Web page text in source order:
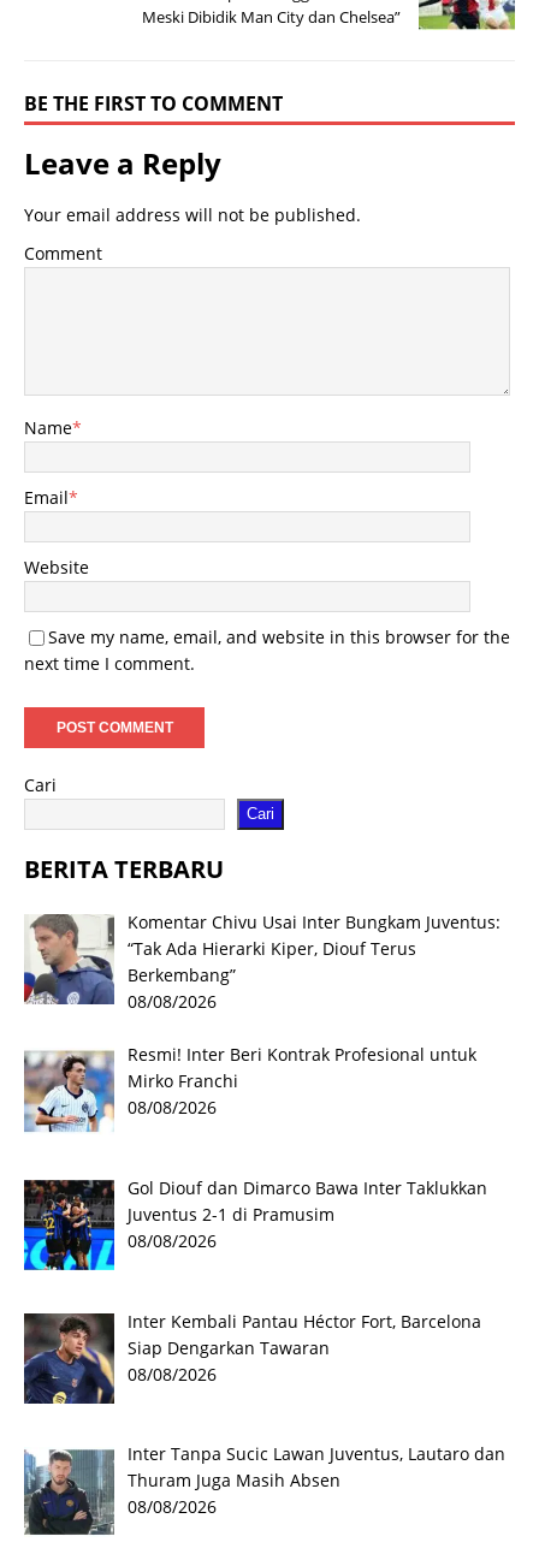
Meski Dibidik Man City dan Chelsea”
BE THE FIRST TO COMMENT
Leave a Reply
Your email address will not be published.
Comment
Name*
Email*
Website
Save my name, email, and website in this browser for the
next time I comment.
Cari
Cari
BERITA TERBARU
Komentar Chivu Usai Inter Bungkam Juventus:
“Tak Ada Hierarki Kiper, Diouf Terus
Berkembang”
08/08/2026
Resmi! Inter Beri Kontrak Profesional untuk
Mirko Franchi
08/08/2026
Gol Diouf dan Dimarco Bawa Inter Taklukkan
Juventus 2-1 di Pramusim
08/08/2026
Inter Kembali Pantau Héctor Fort, Barcelona
Siap Dengarkan Tawaran
08/08/2026
Inter Tanpa Sucic Lawan Juventus, Lautaro dan
Thuram Juga Masih Absen
08/08/2026